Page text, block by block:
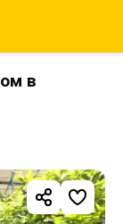
в